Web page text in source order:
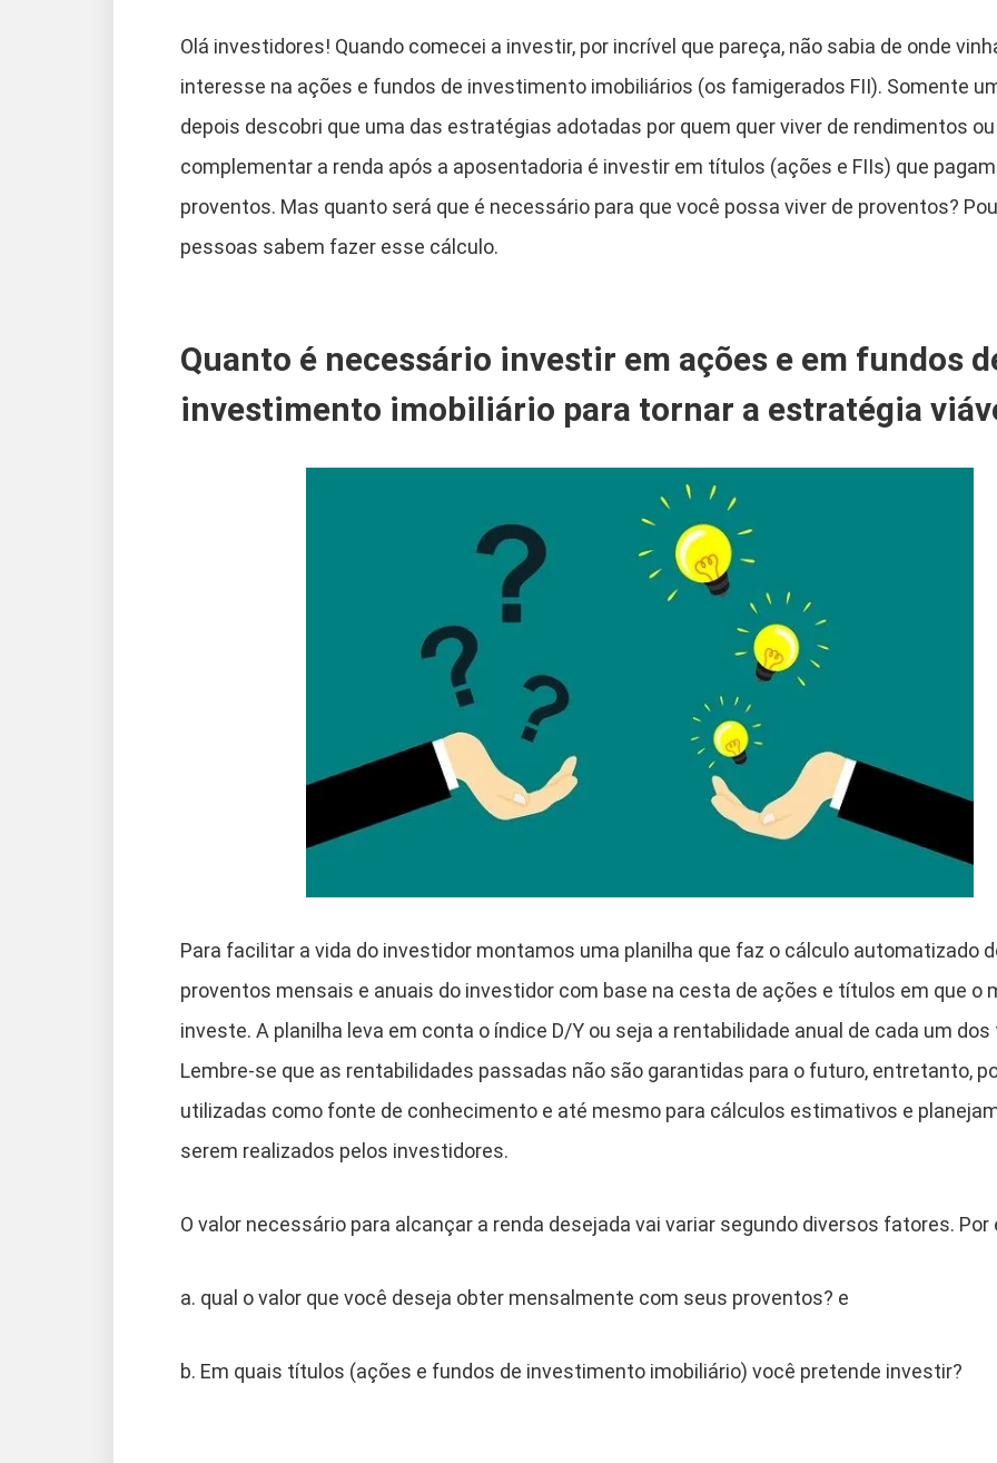
Olá investidores! Quando comecei a investir, por incrível que pareça, não sabia de onde
interesse na ações e fundos de investimento imobiliários (os famigerados FII). Somente
depois descobri que uma das estratégias adotadas por quem quer viver de rendimentos ou
complementar a renda após a aposentadoria é investir em títulos (ações e FIIs) que
proventos. Mas quanto será que é necessário para que você possa viver de proventos?
pessoas sabem fazer esse cálculo.
Quanto é necessário investir em ações e em fundos
investimento imobiliário para tornar a estratégia
Para facilitar a vida do investidor montamos uma planilha que faz o cálculo automatizado
proventos mensais e anuais do investidor com base na cesta de ações e títulos em que o
investe. A planilha leva em conta o índice D/Y ou seja a rentabilidade anual de cada um
Lembre-se que as rentabilidades passadas não são garantidas para o futuro, entretanto,
utilizadas como fonte de conhecimento e até mesmo para cálculos estimativos e
serem realizados pelos investidores.
O valor necessário para alcançar a renda desejada vai variar segundo diversos fatores. Por
a. qual o valor que você deseja obter mensalmente com seus proventos? e
b. Em quais títulos (ações e fundos de investimento imobiliário) você pretende investir?